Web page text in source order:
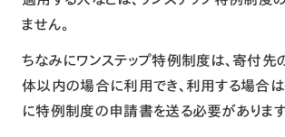
ません。
ちなみにワンステップ特例制度は、寄付
体以内の場合に利用でき、利用する場合
に特例制度の申請書を送る必要があります